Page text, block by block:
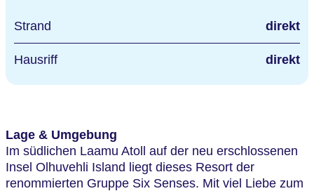
Strand direkt
Hausriff direkt
Lage & Umgebung
Im südlichen Laamu Atoll auf der neu erschlossenen
Insel Olhuvehli Island liegt dieses Resort der
renommierten Gruppe Six Senses. Mit viel Liebe zum